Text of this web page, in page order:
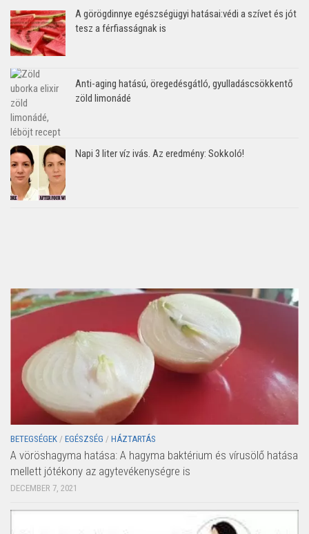
A görögdinnye egészségügyi hatásai:védi a szívet és jót
tesz a férfiasságnak is
Anti-aging hatású, öregedésgátló, gyulladáscsökkentő
zöld limonádé
Napi 3 liter víz ivás. Az eredmény: Sokkoló!
BETEGSÉGEK / EGÉSZSÉG / HÁZTARTÁS
A vöröshagyma hatása: A hagyma baktérium és vírusölő hatása
mellett jótékony az agytevékenységre is
DECEMBER 7, 2021